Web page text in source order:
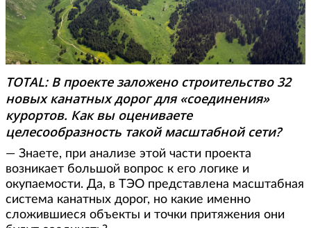
TOTAL: В проекте заложено строительство 32
новых канатных дорог для «соединения»
курортов. Как вы оцениваете
целесообразность такой масштабной сети?
— Знаете, при анализе этой части проекта
возникает большой вопрос к его логике и
окупаемости. Да, в ТЭО представлена масштабная
система канатных дорог, но какие именно
сложившиеся объекты и точки притяжения они